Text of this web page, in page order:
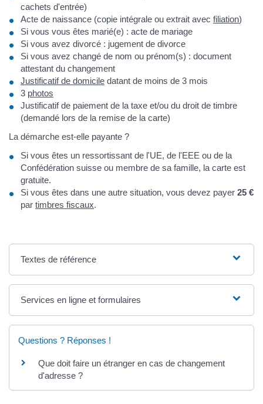
cachets d'entrée)
Acte de naissance (copie intégrale ou extrait avec filiation)
Si vous vous êtes marié(e) : acte de mariage
Si vous avez divorcé : jugement de divorce
Si vous avez changé de nom ou prénom(s) : document
attestant du changement
Justificatif de domicile datant de moins de 3 mois
3 photos
Justificatif de paiement de la taxe et/ou du droit de timbre
(demandé lors de la remise de la carte)
La démarche est-elle payante ?
Si vous êtes un ressortissant de l'UE, de l'EEE ou de la
Confédération suisse ou membre de sa famille, la carte est
gratuite.
Si vous êtes dans une autre situation, vous devez payer 25 €
par timbres fiscaux.
Textes de référence
Services en ligne et formulaires
Questions ? Réponses !
Que doit faire un étranger en cas de changement
d'adresse ?